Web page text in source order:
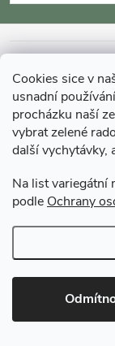
Cookies sice v
usnadní
procházku naší
vybrat zelené
další vychytávky,
Na list variegátní
podle Ochrany
p
a
MOHLO BY
O GARDNERS
Gardners
Copyright 2026